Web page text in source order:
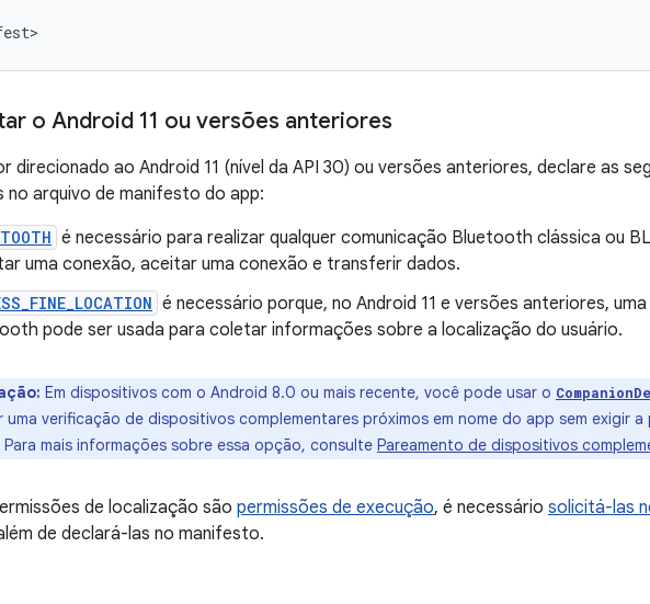
o Android 11 ou versões anteriores
direcionado ao Android 11 (nível da API 30) ou versões anteriores, declare as
no arquivo de manifesto do app:
é necessário para realizar qualquer comunicação Bluetooth clássica ou
uma conexão, aceitar uma conexão e transferir dados.
é necessário porque, no Android 11 e versões anteriores,
pode ser usada para coletar informações sobre a localização do usuário.
Em dispositivos com o Android 8.0 ou mais recente, você pode usar o
uma verificação de dispositivos complementares próximos em nome do app sem exigir a
mais informações sobre essa opção, consulte Pareamento de dispositivos
de localização são permissões de execução, é necessário solicitá-las
de declará-las no manifesto.